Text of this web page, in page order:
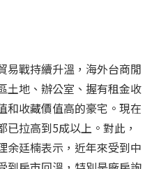
易戰持續升溫，海外台商閒
土地、辦公室、握有租金收
和收藏價值高的豪宅。現在
拉高到5成以上。對此，
余廷楠表示，近年來受到中